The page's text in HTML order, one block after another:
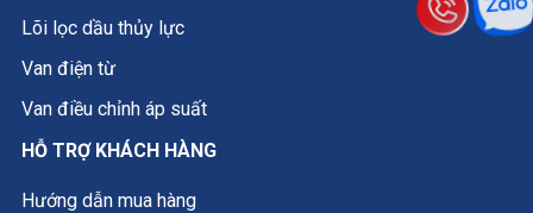
Đặc biệt phù hợp với hệ thống cần kiểm soát áp
suất ổn định, phản hồi nhanh và độ chính xác cao.
Lõi lọc dầu thủy lực
Van điện từ
Van điều chỉnh áp suất
HỖ TRỢ KHÁCH HÀNG
Hướng dẫn mua hàng